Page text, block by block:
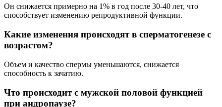
Он снижается примерно на 1% в год после 30-40 лет, что
способствует изменению репродуктивной функции.
Какие изменения происходят в сперматогенезе с
возрастом?
Объем и качество спермы уменьшаются, снижается
способность к зачатию.
Что происходит с мужской половой функцией
при андропаузе?